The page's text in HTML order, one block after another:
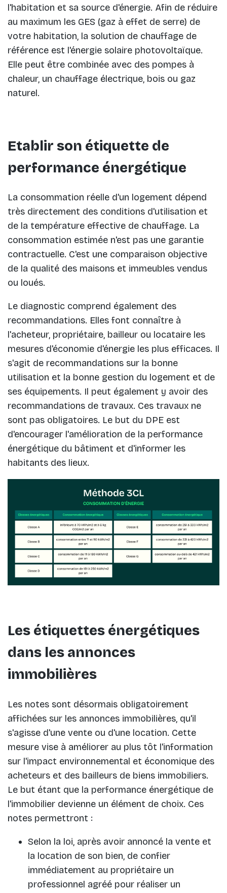
l'habitation et sa source d'énergie. Afin de réduire
au maximum les GES (gaz à effet de serre) de
votre habitation, la solution de chauffage de
référence est l'énergie solaire photovoltaïque.
Elle peut être combinée avec des pompes à
chaleur, un chauffage électrique, bois ou gaz
naturel.
Etablir son étiquette de
performance énergétique
La consommation réelle d'un logement dépend
très directement des conditions d'utilisation et
de la température effective de chauffage. La
consommation estimée n'est pas une garantie
contractuelle. C'est une comparaison objective
de la qualité des maisons et immeubles vendus
ou loués.
Le diagnostic comprend également des
recommandations. Elles font connaître à
l'acheteur, propriétaire, bailleur ou locataire les
mesures d'économie d'énergie les plus efficaces. Il
s'agit de recommandations sur la bonne
utilisation et la bonne gestion du logement et de
ses équipements. Il peut également y avoir des
recommandations de travaux. Ces travaux ne
sont pas obligatoires. Le but du DPE est
d'encourager l'amélioration de la performance
énergétique du bâtiment et d'informer les
habitants des lieux.
Les étiquettes énergétiques
dans les annonces
immobilières
Les notes sont désormais obligatoirement
affichées sur les annonces immobilières, qu'il
s'agisse d'une vente ou d'une location. Cette
mesure vise à améliorer au plus tôt l'information
sur l'impact environnemental et économique des
acheteurs et des bailleurs de biens immobiliers.
Le but étant que la performance énergétique de
l'immobilier devienne un élément de choix. Ces
notes permettront :
Selon la loi, après avoir annoncé la vente et
la location de son bien, de confier
immédiatement au propriétaire un
professionnel agréé pour réaliser un